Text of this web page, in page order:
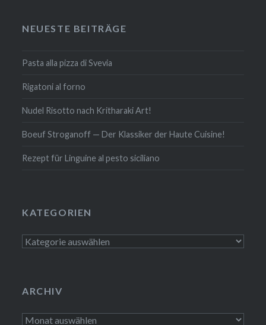
NEUESTE BEITRÄGE
Pasta alla pizza di Svevia
Rigatoni al forno
Nudel Risotto nach Krit­ha­ra­ki Art!
Boeuf Stro­gan­off — Der Klassiker der Haute Cuisine!
Rezept für Linguine al pesto siciliano
KATE­GO­RIEN
Kate­
ARCHIV
Archiv